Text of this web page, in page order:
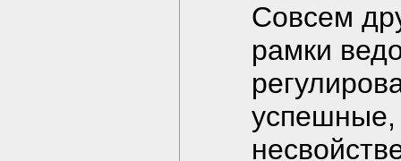
Совсем
рамки
успешные,